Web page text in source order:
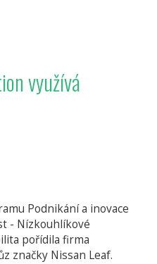
využívá
Podnikání a inovace
- Nízkouhlíkové
pořídila firma
značky Nissan Leaf.